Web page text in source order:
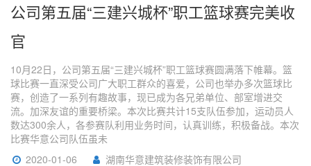
公司第五届“三建兴城杯”职工篮球赛完美收
官
10月22日，公司第五届“三建兴城杯”职工篮球赛圆满落下帷幕。篮
球比赛一直深受公司广大职工群众的喜爱，公司也举办多次篮球比
赛，创造了一系列有趣故事，现已成为各兄弟单位、部室增进交
流。加深友谊的重要桥梁。本次比赛共计15支队伍参加，运动员人
数达300余人，各参赛队利用业务时间，认真训练，积极备战。本次
比赛华意公司队伍虽未
2020-01-06
湖南华意建筑装修装饰有限公司